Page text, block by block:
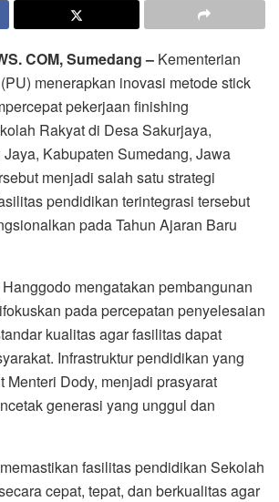
COM, Sumedang – Kementerian
menerapkan inovasi metode stick
pekerjaan finishing
Rakyat di Desa Sakurjaya,
Kabupaten Sumedang, Jawa
menjadi salah satu strategi
pendidikan terintegrasi tersebut
pada Tahun Ajaran Baru
mengatakan pembangunan
pada percepatan penyelesaian
kualitas agar fasilitas dapat
Infrastruktur pendidikan yang
Menteri Dody, menjadi prasyarat
generasi yang unggul dan
fasilitas pendidikan Sekolah
cepat, tepat, dan berkualitas agar